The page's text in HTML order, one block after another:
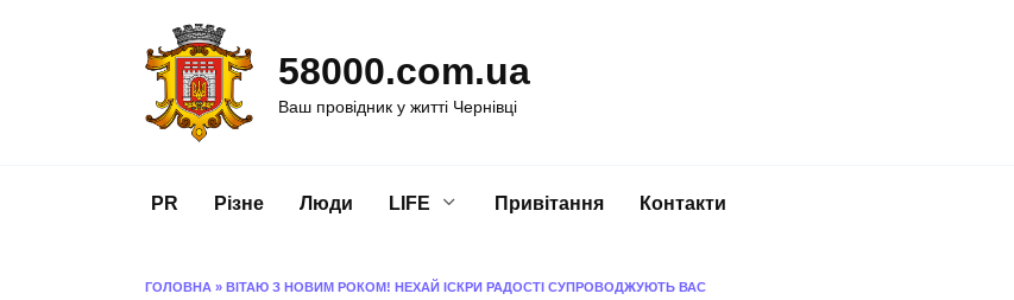
58000.com.ua
Ваш провідник у житті Чернівці
PR Різне Люди LIFE Привітання Контакти
ГОЛОВНА » ВІТАЮ З НОВИМ РОКОМ! НЕХАЙ ІСКРИ РАДОСТІ СУПРОВОДЖУЮТЬ ВАС